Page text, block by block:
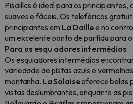
Pisaillas é ideal para os principiantes,
suaves e fáceis. Os teleféricos
principiantes em La Daillee no
um excelente ponto de partida para
Para os esquiadores intermédios
Os esquiadores intermédios
variedade de pistas azuis e
montanha. La Solaiseoferece belas
vistas deslumbrantes, enquanto as